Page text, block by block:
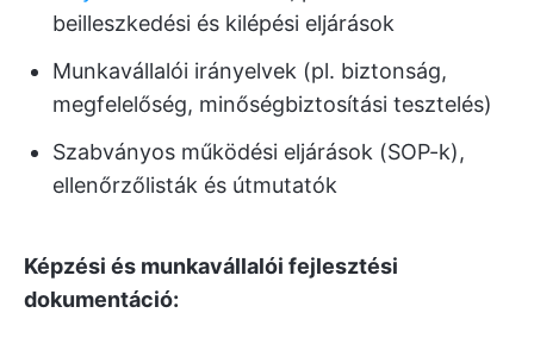
beilleszkedési és kilépési eljárások
Munkavállalói irányelvek (pl. biztonság,
megfelelőség, minőségbiztosítási tesztelés)
Szabványos működési eljárások (SOP-k),
ellenőrzőlisták és útmutatók
Képzési és munkavállalói fejlesztési
dokumentáció: